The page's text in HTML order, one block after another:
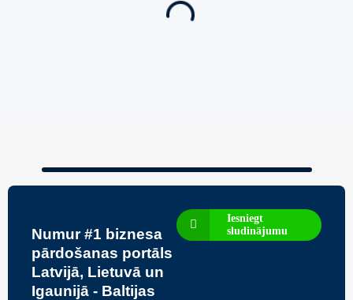
80 Ha Daudzfunkcionāls Investīciju Īpašums-
Zivju Audzētava, Brīvdienu Mājas, Briežu Dārzs
Numur #1 biznesa
pārdošanas portāls
Latvijā, Lietuvā un
Igaunijā - Baltijas
Iesniegt
sludinājumu